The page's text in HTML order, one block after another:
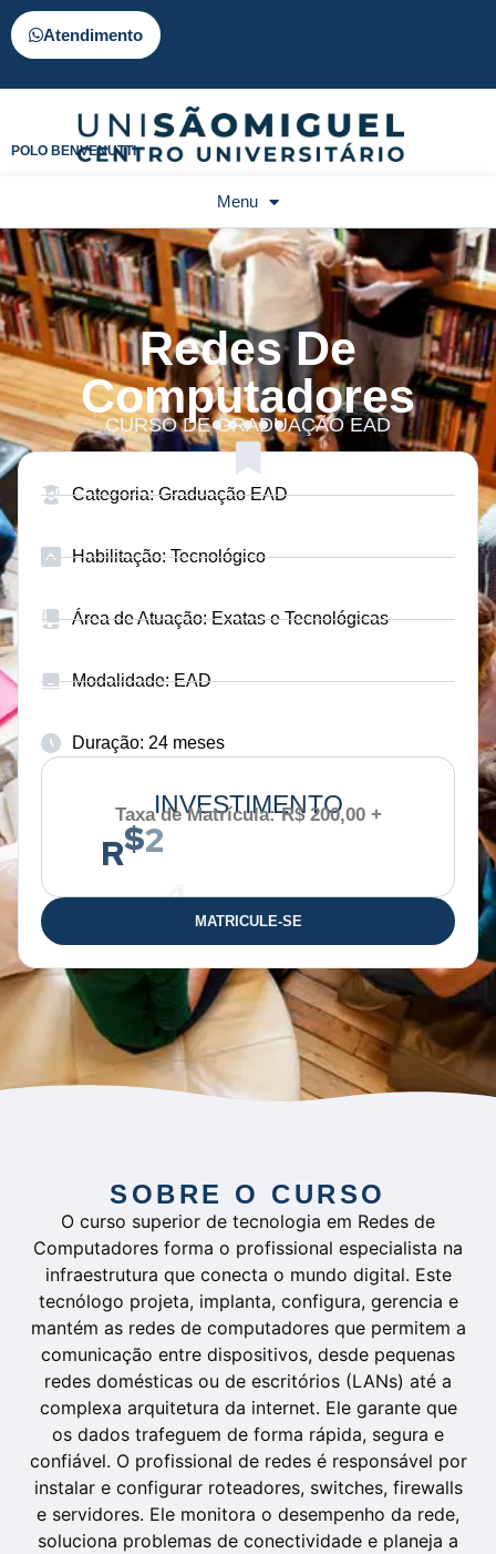
Atendimento
POLO BENVENUTTI
Menu
Redes De
Computadores
CURSO DE GRADUAÇÃO EAD
Categoria: Graduação EAD
Habilitação: Tecnológico
Área de Atuação: Exatas e Tecnológicas
Modalidade: EAD
Duração: 24 meses
INVESTIMENTO
Taxa de Matrícula: R$ 200,00 +
R$2 1
MATRICULE-SE
SOBRE O CURSO
O curso superior de tecnologia em Redes de
Computadores forma o profissional especialista na
infraestrutura que conecta o mundo digital. Este
tecnólogo projeta, implanta, configura, gerencia e
mantém as redes de computadores que permitem a
comunicação entre dispositivos, desde pequenas
redes domésticas ou de escritórios (LANs) até a
complexa arquitetura da internet. Ele garante que
os dados trafeguem de forma rápida, segura e
confiável. O profissional de redes é responsável por
instalar e configurar roteadores, switches, firewalls
e servidores. Ele monitora o desempenho da rede,
soluciona problemas de conectividade e planeja a